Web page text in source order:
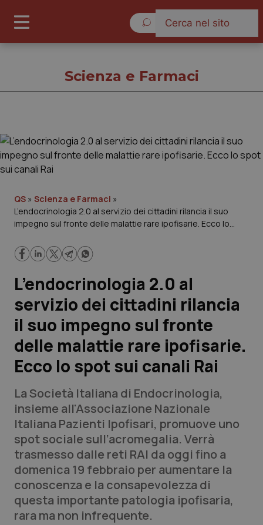
Cronache
Governo e Parlamento
Regioni e Asl
Lavoro e Professioni
Scienza e Farmaci
Studi e Analisi
Lettere al direttore
QS Pro
Professionisti Sanitari.AI
Abruzzo
Basilicata
QS Pro Gold
Artrite & artrosi
QS Club Newsletter
Scienza e Farmaci
QS » Scienza e Farmaci »
L’endocrinologia 2.0 al servizio dei cittadini rilancia il suo
impegno sul fronte delle malattie rare ipofisarie. Ecco lo
L’endocrinologia 2.0 al
servizio dei cittadini rilancia
il suo impegno sul fronte
delle malattie rare ipofisarie.
Ecco lo spot sui canali Rai
La Società Italiana di Endocrinologia,
insieme all'Associazione Nazionale
Italiana Pazienti Ipofisari, promuove uno
spot sociale sull’acromegalia. Verrà
trasmesso dalle reti RAI da oggi fino a
domenica 19 febbraio per aumentare la
conoscenza e la consapevolezza di
questa importante patologia ipofisaria,
rara ma non infrequente.